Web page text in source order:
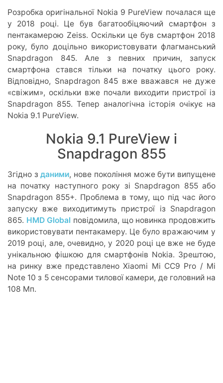
Розробка оригінальної Nokia 9 PureView почалася ще
у 2018 році. Це був багатообіцяючий смартфон з
пентакамерою Zeiss. Оскільки це був смартфон 2018
року, було доцільно використовувати флагманський
Snapdragon 845. Але з певних причин, запуск
смартфона стався тільки на початку цього року.
Відповідно, Snapdragon 845 вже вважався не дуже
«свіжим», оскільки вже почали виходити пристрої із
Snapdragon 855. Тепер аналогічна історія очікує на
Nokia 9.1 PureView.
Nokia 9.1 PureView і
Snapdragon 855
Згідно зданими, нове покоління може бути випущене
на початку наступного року зі Snapdragon 855 або
Snapdragon 855+. Проблема в тому, що під час його
запуску вже виходитимуть пристрої із Snapdragon
865. HMD Global повідомила, що новинка продовжить
використовувати пентакамеру. Це було вражаючим у
2019 році, але, очевидно, у 2020 році це вже не буде
унікальною фішкою для смартфонів Nokia. Зрештою,
на ринку вже представлено Xiaomi Mi CC9 Pro / Mi
Note 10 з 5 сенсорами тилової камери, де головний на
108 Мп.